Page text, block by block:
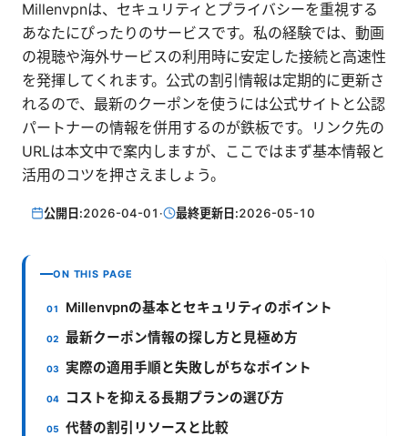
Millenvpnは、セキュリティとプライバシーを重視する
あなたにぴったりのサービスです。私の経験では、動画
の視聴や海外サービスの利用時に安定した接続と高速性
を発揮してくれます。公式の割引情報は定期的に更新さ
れるので、最新のクーポンを使うには公式サイトと公認
パートナーの情報を併用するのが鉄板です。リンク先の
URLは本文中で案内しますが、ここではまず基本情報と
活用のコツを押さえましょう。
公開日:2026-04-01 · 最終更新日:2026-05-10
ON THIS PAGE
Millenvpnの基本とセキュリティのポイント
最新クーポン情報の探し方と見極め方
実際の適用手順と失敗しがちなポイント
コストを抑える長期プランの選び方
代替の割引リソースと比較